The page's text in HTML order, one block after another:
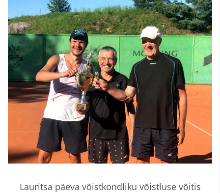
Lauritsa päeva võistkondliku võistluse võitis